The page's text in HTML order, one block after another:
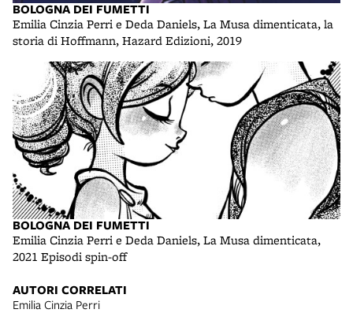
BOLOGNA DEI FUMETTI
Emilia Cinzia Perri e Deda Daniels, La Musa dimenticata, la
storia di Hoffmann, Hazard Edizioni, 2019
BOLOGNA DEI FUMETTI
Emilia Cinzia Perri e Deda Daniels, La Musa dimenticata,
2021 Episodi spin-off
AUTORI CORRELATI
Emilia Cinzia Perri